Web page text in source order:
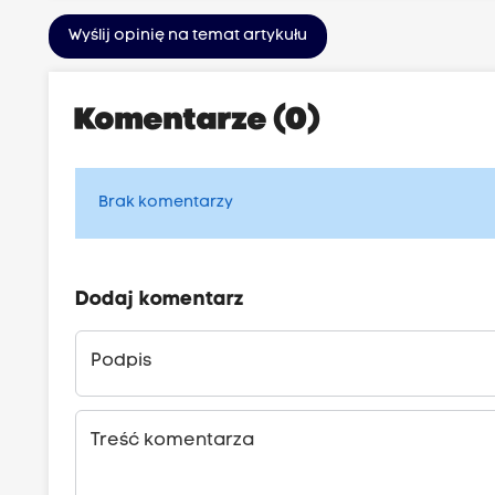
Wyślij opinię na temat artykułu
Komentarze (0)
Brak komentarzy
Dodaj komentarz
Podpis
Treść komentarza